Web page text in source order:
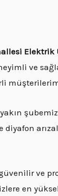
Elektrik
ve
ve
en